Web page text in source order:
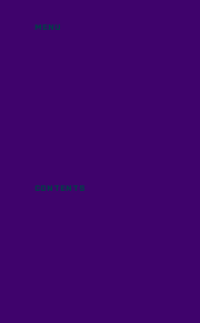
MENU
CONTENTS